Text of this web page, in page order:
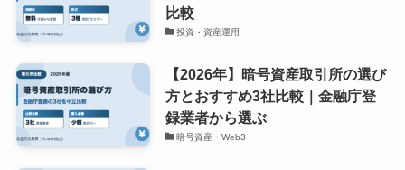
比較
投資・資産運用
【2026年】暗号資産取引所の選び
方とおすすめ3社比較｜金融庁登
録業者から選ぶ
暗号資産・Web3